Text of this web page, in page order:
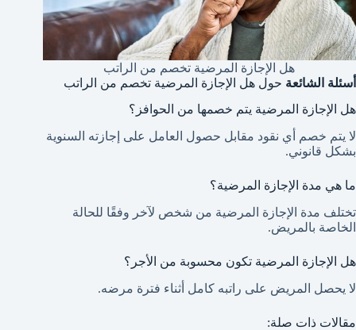
هل الإجازة المرضية تخصم من الراتب
أسئلة الشائعة حول هل الإجازة المرضية تخصم من الراتب
هل الإجازة المرضية يتم خصمها من الحوافز؟
لا يتم خصم أي نقود مقابل حصول العامل على إجازته السنوية
بشكل قانوني.
ما هي مدة الإجازة المرضية؟
تختلف مدة الإجازة المرضية من شخص لآخر وفقًا للحالة
الخاصة بالمريض.
هل الإجازة المرضية تكون محسوبة من الأجر؟
لا يحصل المريض على راتبه كامل أثناء فترة مرضه.
مقالات ذات صلة: